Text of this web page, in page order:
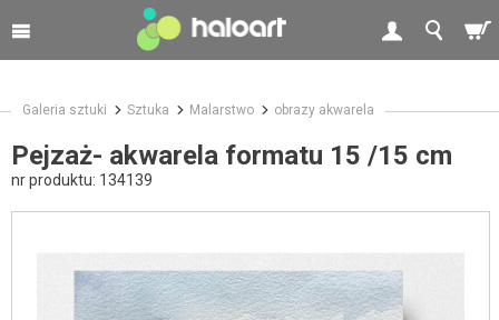
Galeria sztuki Sztuka Malarstwo obrazy akwarela
Pejzaż- akwarela formatu 15 /15 cm
nr produktu: 134139